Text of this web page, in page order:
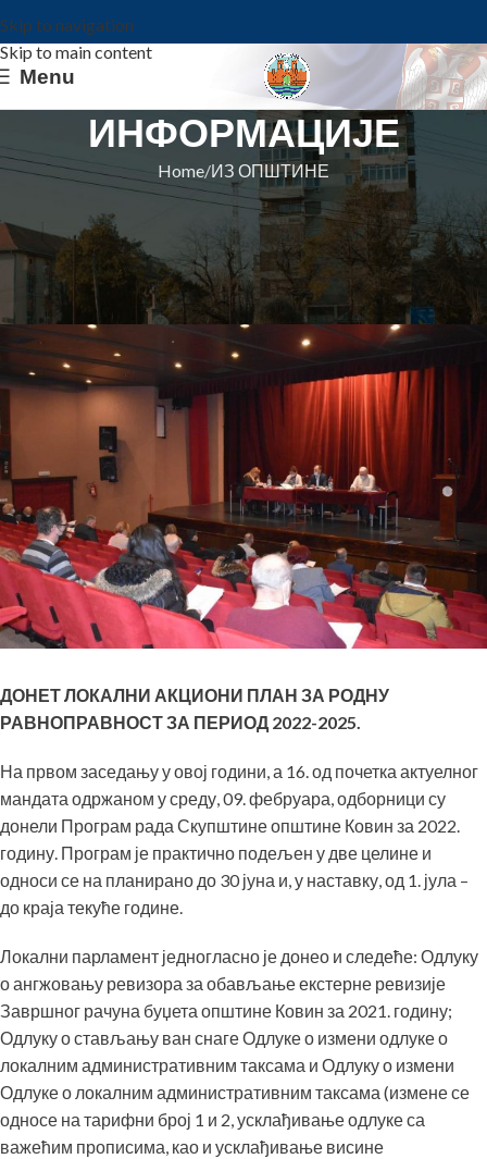
Skip to navigation
Skip to main content
Menu
ИНФОРМАЦИЈЕ
Home ИЗ ОПШТИНЕ
ИЗ ОПШТИНЕ
16. СЕДНИЦА СКУПШТИНЕ
ОПШТИНЕ:
Општина КовинOn 10. februar 2022.
ДОНЕТ ЛОКАЛНИ АКЦИОНИ ПЛАН ЗА РОДНУ
РАВНОПРАВНОСТ ЗА ПЕРИОД 2022-2025.
На првом заседању у овој години, а 16. од почетка актуелног
мандата одржаном у среду, 09. фебруара, одборници су
донели Програм рада Скупштине општине Ковин за 2022.
годину. Програм је практично подељен у две целине и
односи се на планирано до 30 јуна и, у наставку, од 1. јула –
до краја текуће године.
Локални парламент једногласно је донео и следеће: Одлуку
о ангжовању ревизора за обављање екстерне ревизије
Завршног рачуна буџета општине Ковин за 2021. годину;
Одлуку о стављању ван снаге Одлуке о измени одлуке о
локалним административним таксама и Одлуку о измени
Одлуке о локалним административним таксама (измене се
односе на тарифни број 1 и 2, усклађивање одлуке са
важећим прописима, као и усклађивање висине